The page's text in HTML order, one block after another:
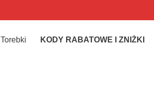
Torebki KODY RABATOWE I ZNIŻKI